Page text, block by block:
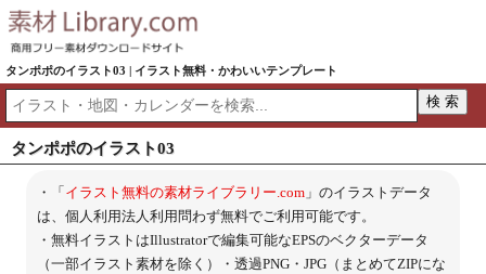
タンポポのイラスト03 | イラスト無料・かわいいテンプレート
タンポポのイラスト03
・「イラスト無料の素材ライブラリー.com」のイラストデータ
は、個人利用法人利用問わず無料でご利用可能です。
・無料イラストはIllustratorで編集可能なEPSのベクターデータ
（一部イラスト素材を除く）・透過PNG・JPG（まとめてZIPにな